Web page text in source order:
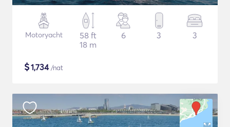
Motoryacht
58 ft
18 m
6 3 3
$1,734/nat